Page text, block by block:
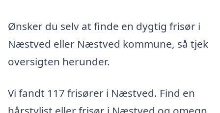
Ønsker du selv at finde en dygtig frisør i
Næstved eller Næstved kommune, så tjek
oversigten herunder.
Vi fandt 117 frisører i Næstved. Find en